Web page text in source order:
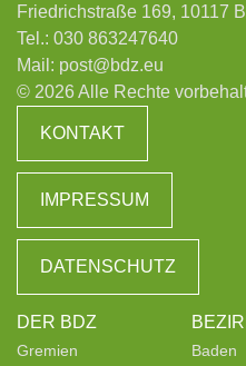
Friedrichstraße 169, 10117
Tel.: 030 863247640
Mail: post@bdz.eu
© 2026 Alle Rechte
KONTAKT
IMPRESSUM
DATENSCHUTZ
DER BDZ
Gremien
Baden